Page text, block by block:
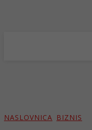
NASLOVNICA BIZNIS